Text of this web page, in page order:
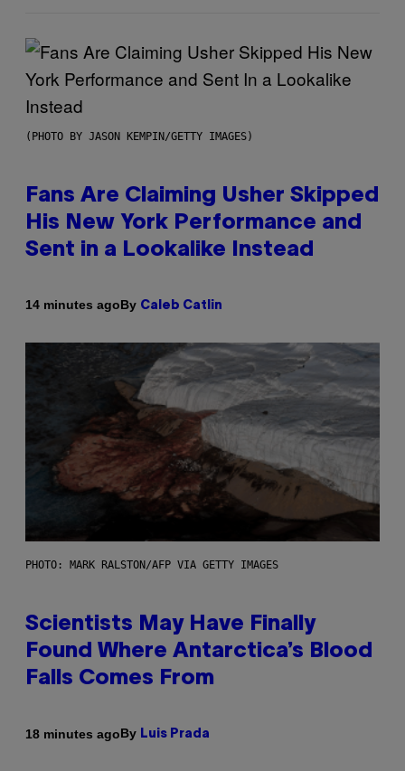
(PHOTO BY JASON KEMPIN/GETTY IMAGES)
Fans Are Claiming Usher Skipped
His New York Performance and
Sent in a Lookalike Instead
14 minutes agoBy Caleb Catlin
PHOTO: MARK RALSTON/AFP VIA GETTY IMAGES
Scientists May Have Finally
Found Where Antarctica’s Blood
Falls Comes From
18 minutes agoBy Luis Prada